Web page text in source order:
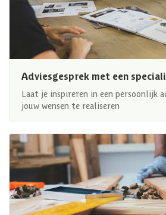
Adviesgesprek met een
Laat je inspireren in een persoonlijk
jouw wensen te realiseren